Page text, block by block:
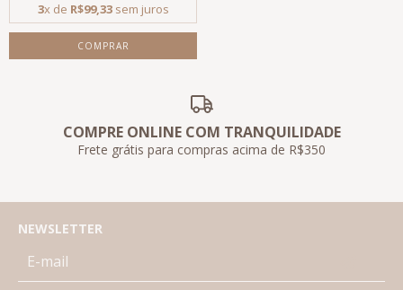
3x de R$99,33sem juros
COMPRE ONLINE COM TRANQUILIDADE
Frete grátis para compras acima de R$350
NEWSLETTER